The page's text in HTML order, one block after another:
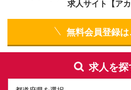
求人サイト【ア
無料会員登録
求人を